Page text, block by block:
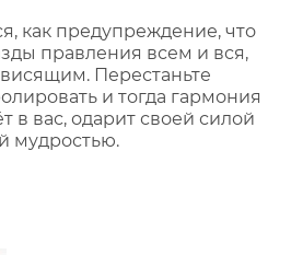
как предупреждение, что
правления всем и вся,
Перестаньте
и тогда гармония
в вас, одарит своей силой
мудростью.